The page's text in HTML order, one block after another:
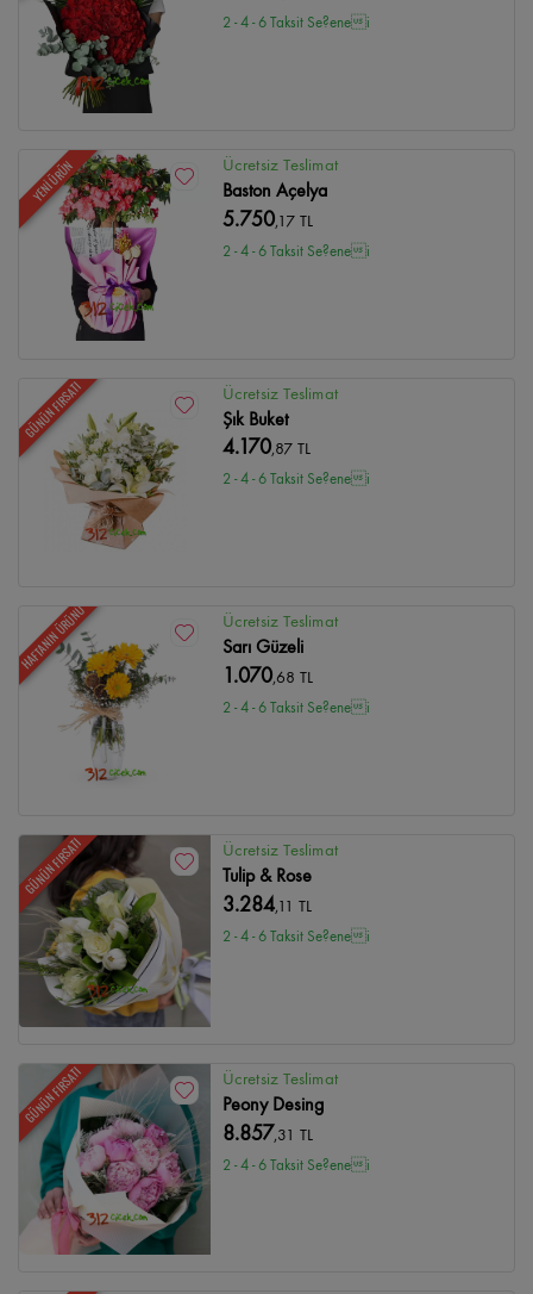
2 - 4 - 6 Taksit Se?enei
YENİ ÜRÜN Ücretsiz Teslimat
Baston Açelya
5.750,17 TL
2 - 4 - 6 Taksit Se?enei
GÜNÜN FIRSATI Ücretsiz Teslimat
Şık Buket
4.170,87 TL
2 - 4 - 6 Taksit Se?enei
HAFTANIN ÜRÜNÜ Ücretsiz Teslimat
Sarı Güzeli
1.070,68 TL
2 - 4 - 6 Taksit Se?enei
GÜNÜN FIRSATI Ücretsiz Teslimat
Tulip & Rose
3.284,11 TL
2 - 4 - 6 Taksit Se?enei
GÜNÜN FIRSATI Ücretsiz Teslimat
Peony Desing
8.857,31 TL
2 - 4 - 6 Taksit Se?enei